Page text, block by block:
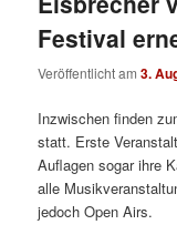
Festival
Veröffentlicht am3.
Inzwischen finden
statt. Erste
Auflagen sogar ihre
alle
jedoch Open Airs.